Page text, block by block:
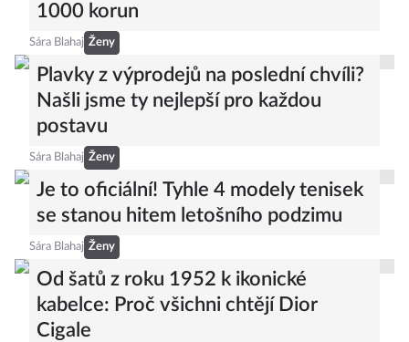
1000 korun
Sára Blahaj Ženy
Plavky z výprodejů na poslední chvíli?
Našli jsme ty nejlepší pro každou
postavu
Sára Blahaj Ženy
Je to oficiální! Tyhle 4 modely tenisek
se stanou hitem letošního podzimu
Sára Blahaj Ženy
Od šatů z roku 1952 k ikonické
kabelce: Proč všichni chtějí Dior
Cigale